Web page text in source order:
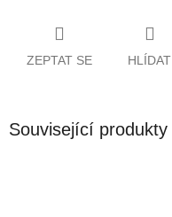
ZEPTAT SE HLÍDAT
Související produkty